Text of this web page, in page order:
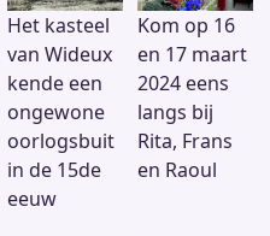
Het kasteel
van Wideux
kende een
ongewone
oorlogsbuit
in de 15de
eeuw
Kom op 16
en 17 maart
2024 eens
langs bij
Rita, Frans
en Raoul